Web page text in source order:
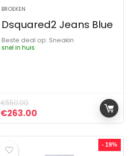
BROEKEN
Dsquared2 Jeans Blue
Beste deal op:
Sneakin
snel in huis
€550.00
Oorspronkelijke prijs was:
€263.00 Huidige prijs is:
- 19%